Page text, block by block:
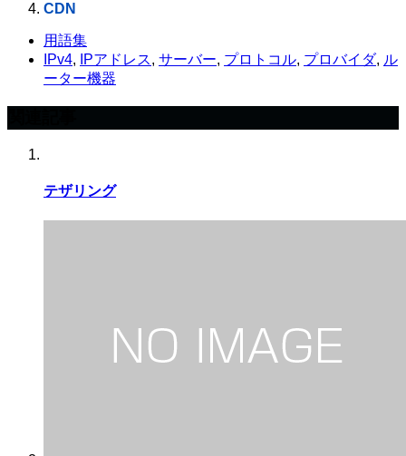
CDN
用語集
IPv4, IPアドレス, サーバー, プロトコル, プロバイダ, ル
ーター機器
テザリング